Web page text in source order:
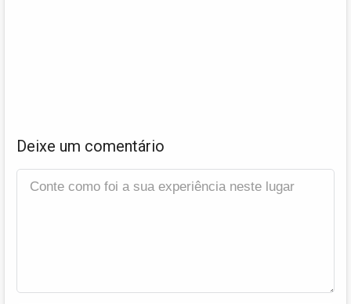
Deixe um comentário